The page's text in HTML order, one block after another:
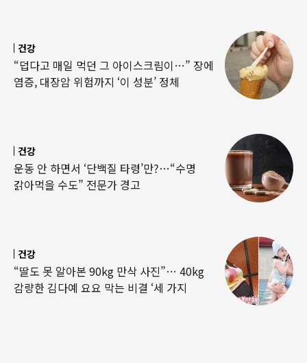
건강
“덥다고 매일 먹던 그 아이스크림이…” 장에
염증, 대장암 위험까지 ‘이 성분’ 정체
건강
운동 안 하면서 ‘단백질 타령’만?…“수명
갉아먹을 수도” 전문가 경고
건강
“딸도 못 알아본 90kg 만삭 사진”… 40kg
감량한 김다예 요요 막는 비결 ‘세 가지